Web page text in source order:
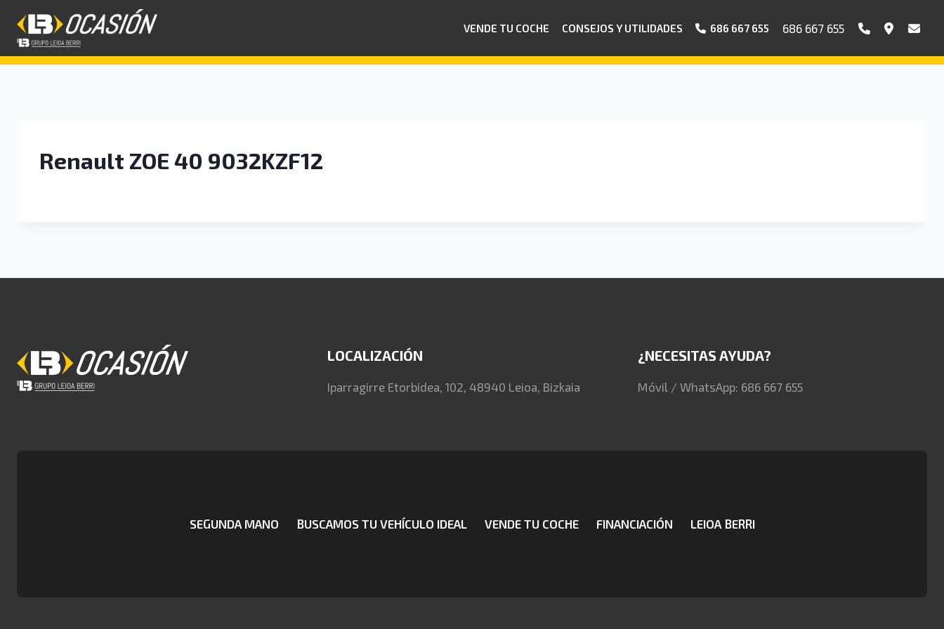
contenido
VENDE TU COCHE CONSEJOS Y UTILIDADES 686 667 655 686 667 655
Renault ZOE 40 9032KZF12
LOCALIZACIÓN
Iparragirre Etorbidea, 102, 48940 Leioa, Bizkaia
¿NECESITAS AYUDA?
Móvil / WhatsApp: 686 667 655
SEGUNDA MANO BUSCAMOS TU VEHÍCULO IDEAL VENDE TU COCHE FINANCIACIÓN LEIOA BERRI